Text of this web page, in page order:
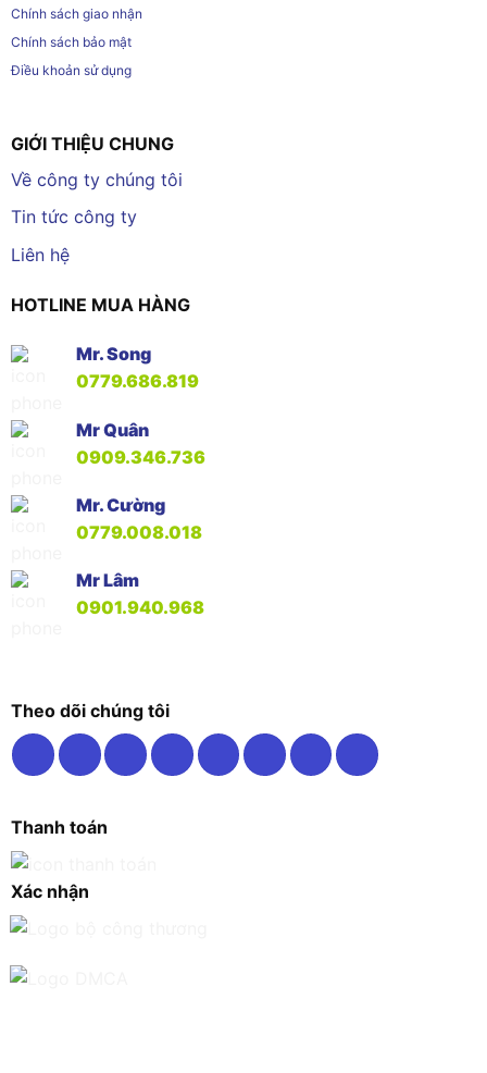
Chính sách giao nhận
Chính sách bảo mật
Điều khoản sử dụng
GIỚI THIỆU CHUNG
Về công ty chúng tôi
Tin tức công ty
Liên hệ
HOTLINE MUA HÀNG
Mr. Song
0779.686.819
Mr Quân
0909.346.736
Mr. Cường
0779.008.018
Mr Lâm
0901.940.968
Theo dõi chúng tôi
Thanh toán
Xác nhận